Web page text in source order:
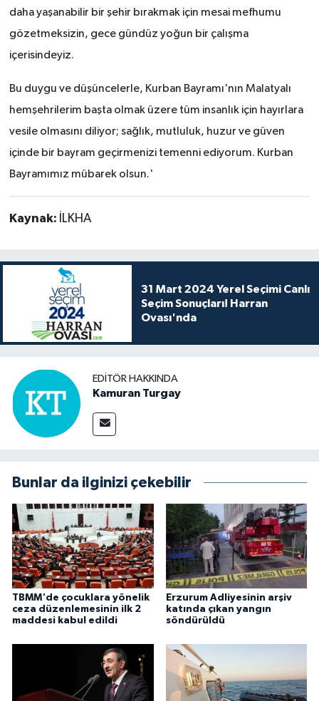
daha yaşanabilir bir şehir bırakmak için mesai mefhumu
gözetmeksizin, gece gündüz yoğun bir çalışma
içerisindeyiz.
Bu duygu ve düşüncelerle, Kurban Bayramı'nın Malatyalı
hemşehrilerim başta olmak üzere tüm insanlık için hayırlara
vesile olmasını diliyor; sağlık, mutluluk, huzur ve güven
içinde bir bayram geçirmenizi temenni ediyorum. Kurban
Bayramımız mübarek olsun.'
Kaynak: İLKHA
31 Mart 2024 Yerel Seçimi Canlı
Seçim Sonuçları! Harran
Ovası'nda
EDITÖR HAKKINDA
Kamuran Turgay
Bunlar da ilginizi çekebilir
TBMM'de çocuklara yönelik
ceza düzenlemesinin ilk 2
maddesi kabul edildi
Erzurum Adliyesinin arşiv
katında çıkan yangın
söndürüldü